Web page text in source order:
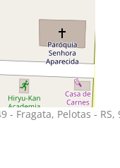
- Fragata, Pelotas - RS,